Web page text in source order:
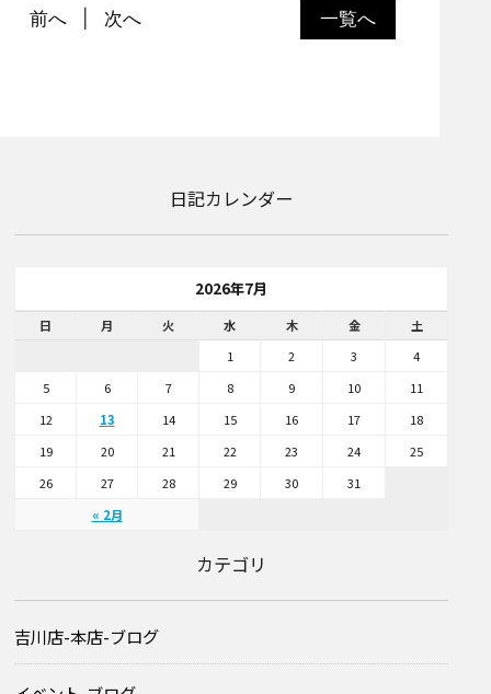
一覧へ
前へ 次へ
日記カレンダー
2026年7月
日 月 火 水 木 金 土
« 2月
1 2 3
4
5
6 7 8 9 10
11
12
13 14 15 16 17
18
19
20 21 22 23 24
25
26
27 28 29 30 31
カテゴリ
吉川店-本店-ブログ